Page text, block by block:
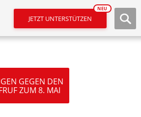
JETZT UNTERSTÜTZEN
NEU
GEGEN DEN
ZUM 8. MAI